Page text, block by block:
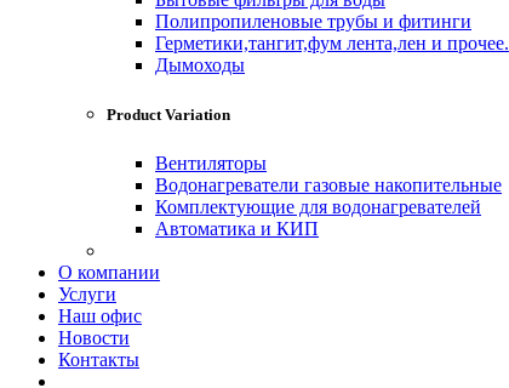
Полипропиленовые трубы и фитинги
Герметики,тангит,фум лента,лен и прочее.
Дымоходы
Product Variation
Вентиляторы
Водонагреватели газовые накопительные
Комплектующие для водонагревателей
Автоматика и КИП
О компании
Услуги
Наш офис
Новости
Контакты